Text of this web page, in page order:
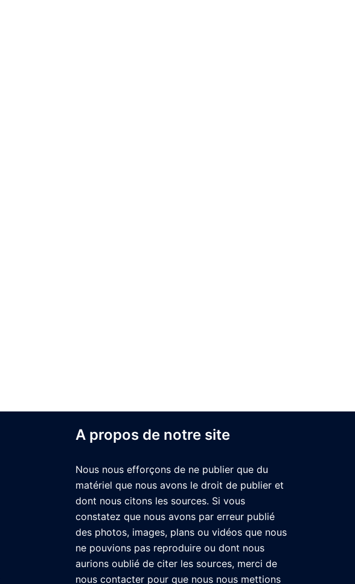
A propos de notre site
Nous nous efforçons de ne publier que du
matériel que nous avons le droit de publier et
dont nous citons les sources. Si vous
constatez que nous avons par erreur publié
des photos, images, plans ou vidéos que nous
ne pouvions pas reproduire ou dont nous
aurions oublié de citer les sources, merci de
nous contacter pour que nous nous mettions